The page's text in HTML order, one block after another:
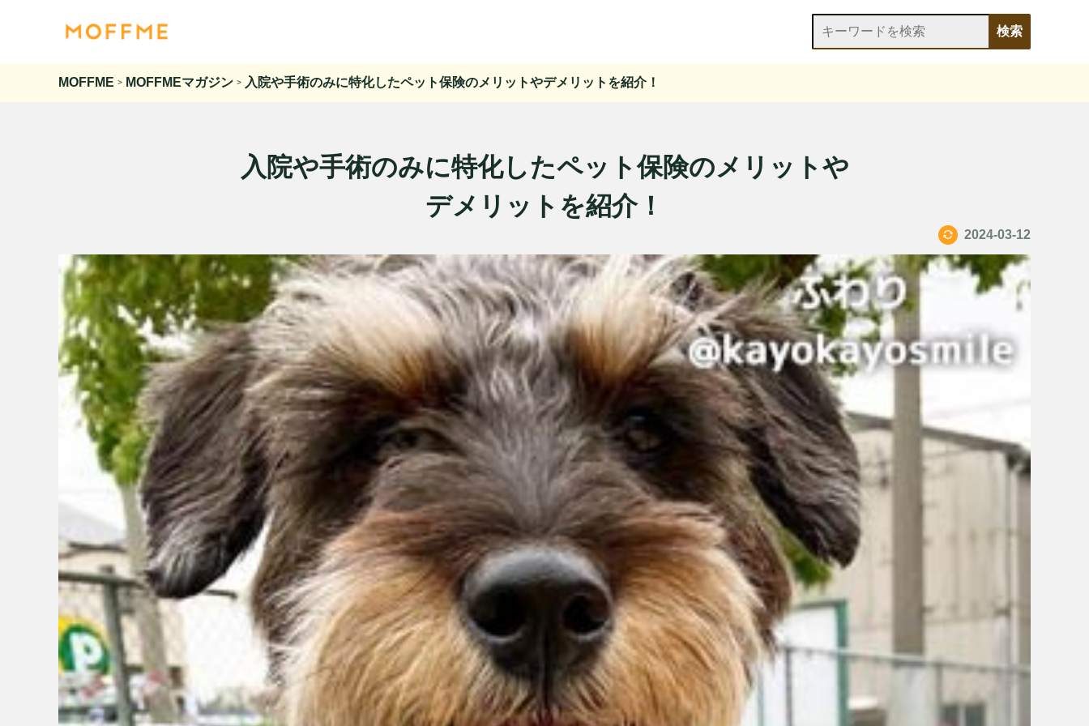
MOFFME > MOFFMEマガジン > 入院や手術のみに特化したペット保険のメリットやデメリットを紹介！
入院や手術のみに特化したペット保険のメリットや
デメリットを紹介！
2024-03-12